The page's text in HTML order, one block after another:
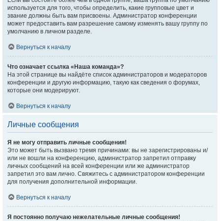
используется для того, чтобы определить, какие групповые цвет и
звание должны быть вам присвоены. Администратор конференции
может предоставить вам разрешение самому изменять вашу группу по
умолчанию в личном разделе.
Вернуться к началу
Что означает ссылка «Наша команда»?
На этой странице вы найдёте список администраторов и модераторов
конференции и другую информацию, такую как сведения о форумах,
которые они модерируют.
Вернуться к началу
Личные сообщения
Я не могу отправить личные сообщения!
Это может быть вызвано тремя причинами: вы не зарегистрированы и/
или не вошли на конференцию, администратор запретил отправку
личных сообщений на всей конференции или же администратор
запретил это вам лично. Свяжитесь с администратором конференции
для получения дополнительной информации.
Вернуться к началу
Я постоянно получаю нежелательные личные сообщения!